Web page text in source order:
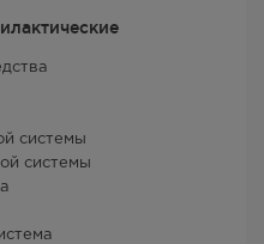
системы
системы